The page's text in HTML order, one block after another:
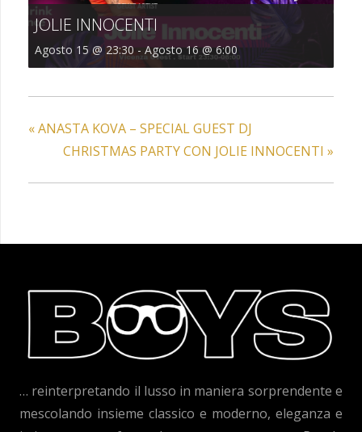
JOLIE INNOCENTI
Agosto 15 @ 23:30 - Agosto 16 @ 6:00
«ANASTA KOVA – SPECIAL GUEST DJ
CHRISTMAS PARTY CON JOLIE INNOCENTI »
… reinterpretando il lusso in maniera sorprendente e
mescolando insieme classico e moderno, eleganza e